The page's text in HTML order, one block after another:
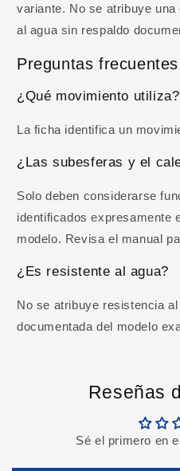
variante. No se atribuye
al agua sin respaldo
Preguntas frecuentes
¿Qué movimiento utiliza?
La ficha identifica un
¿Las subesferas y el
Solo deben considerarse
identificados expresamente
modelo. Revisa el manual
¿Es resistente al agua?
No se atribuye resistencia
documentada del modelo
Reseñas
Sé el primero en